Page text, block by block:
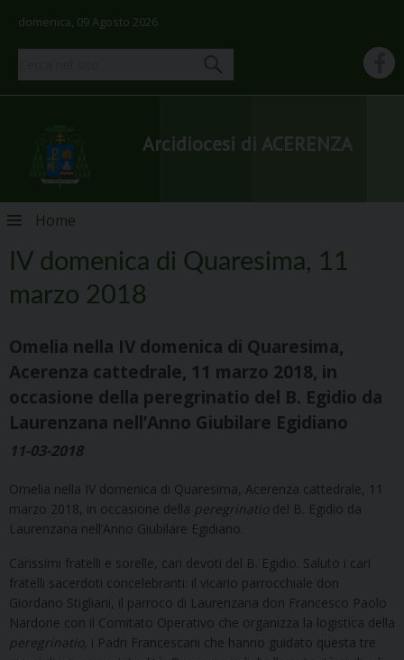
domenica, 09 Agosto 2026
Arcidiocesi di ACERENZA
Skip
content
Home
IV domenica di Quaresima, 11
marzo 2018
Omelia nella IV domenica di Quaresima,
Acerenza cattedrale, 11 marzo 2018, in
occasione della peregrinatio del B. Egidio da
Laurenzana nell’Anno Giubilare Egidiano
11-03-2018
Omelia nella IV domenica di Quaresima, Acerenza cattedrale, 11
marzo 2018, in occasione della peregrinatio del B. Egidio da
Laurenzana nell’Anno Giubilare Egidiano.
Carissimi fratelli e sorelle, cari devoti del B. Egidio. Saluto i cari
fratelli sacerdoti concelebranti: il vicario parrocchiale don
Giordano Stigliani, il parroco di Laurenzana don Francesco Paolo
Nardone con il Comitato Operativo che organizza la logistica della
peregrinatio, i Padri Francescani che hanno guidato questa tre